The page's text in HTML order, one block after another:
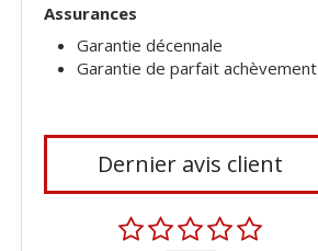
Assurances
Garantie décennale
Garantie de parfait achèvement
Dernier avis client